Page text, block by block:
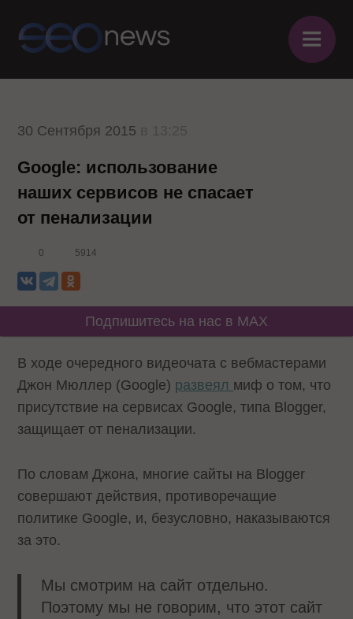
≡
30 Сентября 2015
Google: использование
наших сервисов не спасает
от пенализации
0 5914
Подпишитесь на нас в MAX
В ходе очередного видеочата с вебмастерами
Джон Мюллер (Google) развеял миф о том, что
присутствие на сервисах Google, типа Blogger,
защищает от пенализации.
По словам Джона, многие сайты на Blogger
совершают действия, противоречащие
политике Google, и, безусловно, наказываются
за это.
Мы смотрим на сайт отдельно.
Поэтому мы не говорим, что этот сайт